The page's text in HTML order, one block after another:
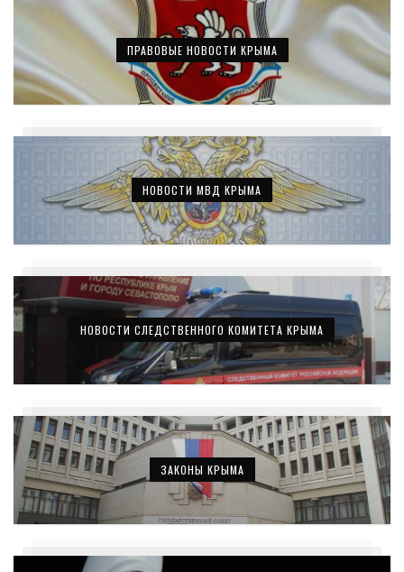
ПРАВОВЫЕ НОВОСТИ КРЫМА
НОВОСТИ МВД КРЫМА
НОВОСТИ СЛЕДСТВЕННОГО КОМИТЕТА КРЫМА
ЗАКОНЫ КРЫМА